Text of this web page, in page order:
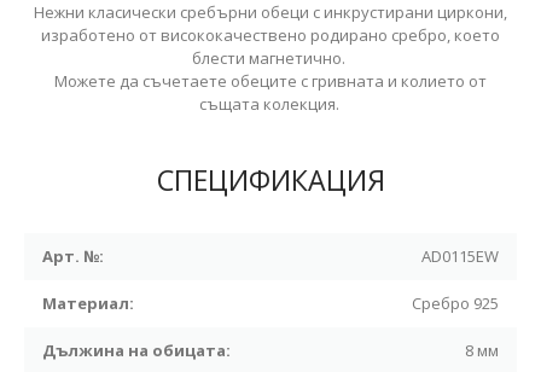
Нежни класически сребърни обеци с инкрустирани циркони,
изработено от висококачествено родирано сребро, което
блести магнетично.
Можете да съчетаете обеците с гривната и колието от
същата колекция.
СПЕЦИФИКАЦИЯ
Арт. №: AD0115EW
Материал: Сребро 925
Дължина на обицата: 8 мм